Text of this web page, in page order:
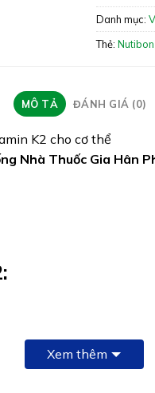
Giấy
Danh mục:
Thẻ:
MÔ TẢ ĐÁNH GIÁ (0)
K2 cho cơ thể
Nhà Thuốc Gia Hân
Xem thêm